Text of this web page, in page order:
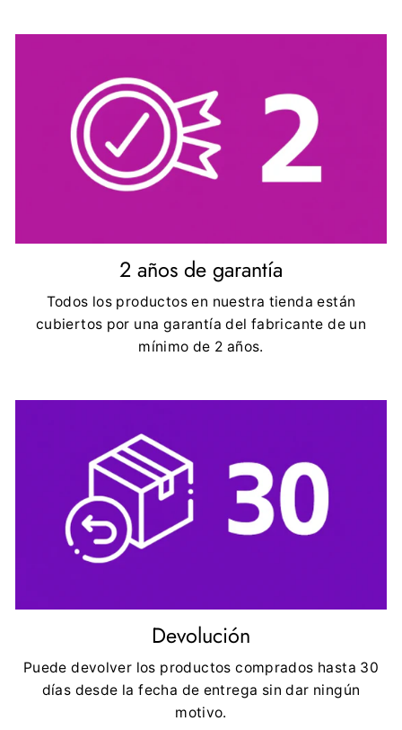
2 años de garantía
Todos los productos en nuestra tienda están
cubiertos por una garantía del fabricante de un
mínimo de 2 años.
Devolución
Puede devolver los productos comprados hasta 30
días desde la fecha de entrega sin dar ningún
motivo.